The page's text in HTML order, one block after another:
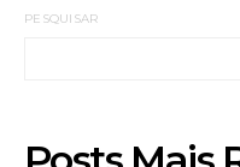
PESQUISAR